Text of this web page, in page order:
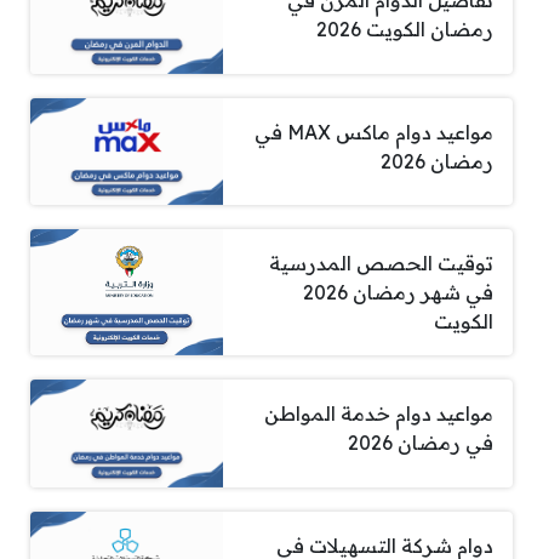
رمضان الكويت 2026
مواعيد دوام ماكس MAX في
رمضان 2026
توقيت الحصص المدرسية
في شهر رمضان 2026
الكويت
مواعيد دوام خدمة المواطن
في رمضان 2026
دوام شركة التسهيلات في